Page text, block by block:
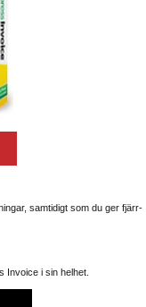
samtidigt som du ger fjärr-
Invoice i sin helhet.